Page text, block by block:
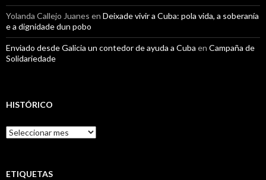
Yolanda Callejo Juanes en Deixade vivir a Cuba: pola vida, a soberanía
e a dignidade dun pobo
Enviado desde Galicia un contedor de ayuda a Cuba en Campaña de
Solidariedade
HISTÓRICO
Histórico
ETIQUETAS